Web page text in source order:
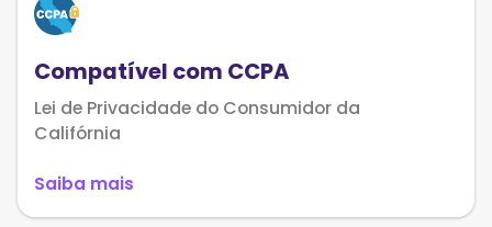
Compatível com CCPA
Lei de Privacidade do Consumidor da
Califórnia
Saiba mais